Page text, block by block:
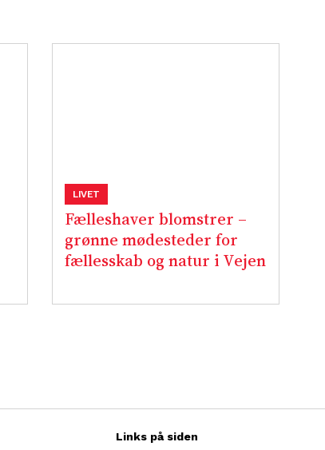
Fælleshaver blomstrer –
grønne mødesteder for
fællesskab og natur i Vejen
LIVET
Links på siden